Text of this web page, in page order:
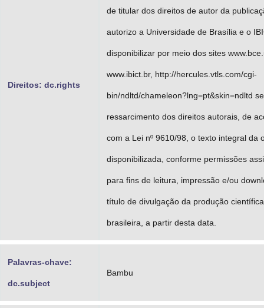
Direitos: dc.rights
de titular dos direitos de autor da
autorizo a Universidade de Brasília e o
disponibilizar por meio dos sites
www.ibict.br, http://hercules.vtls.com/cgi-
bin/ndltd/chameleon?lng=pt&skin=ndltd
ressarcimento dos direitos autorais, de
com a Lei nº 9610/98, o texto integral da
disponibilizada, conforme permissões
para fins de leitura, impressão e/ou
título de divulgação da produção científica
brasileira, a partir desta data.
Palavras-chave:
dc.subject
Bambu